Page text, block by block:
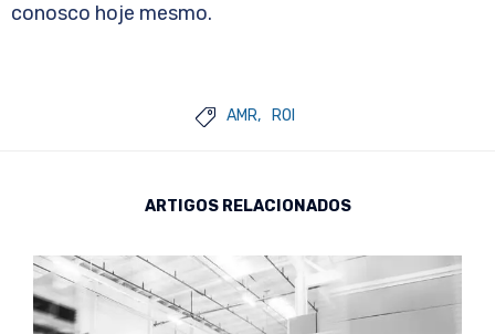
conosco hoje mesmo.
 AMR ROI
ARTIGOS RELACIONADOS